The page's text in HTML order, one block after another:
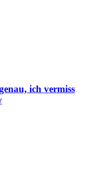
ich vermiss